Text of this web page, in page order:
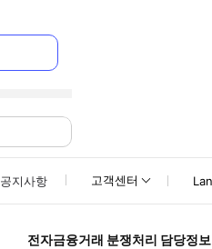
공지사항 고객센터
전자금융거래 분쟁처리 담당정보